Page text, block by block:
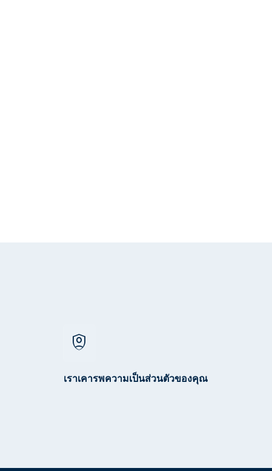
shield_person
เราเคารพความเป็นส่วนตัวของคุณ